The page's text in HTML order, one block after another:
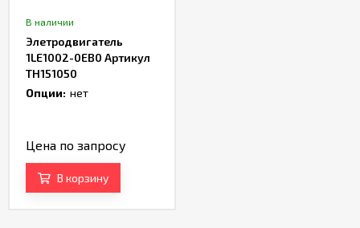
В наличии
Элетродвигатель
1LE1002-0ЕB0 Артикул
TH151050
Опции: нет
Цена по запросу
В корзину